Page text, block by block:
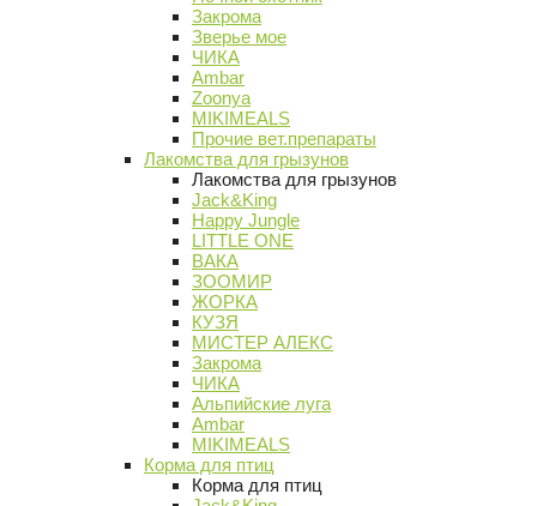
Закрома
Зверье мое
ЧИКА
Ambar
Zoonya
MIKIMEALS
Прочие вет.препараты
Лакомства для грызунов
Лакомства для грызунов
Jack&King
Happy Jungle
LITTLE ONE
ВАКА
ЗООМИР
ЖОРКА
КУЗЯ
МИСТЕР АЛЕКС
Закрома
ЧИКА
Альпийские луга
Ambar
MIKIMEALS
Корма для птиц
Корма для птиц